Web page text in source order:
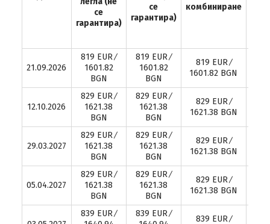
се
гарантира)
се
гарантира)
комбиниране
21.09.2026
819 EUR ∕
1601.82
BGN
819 EUR ∕
1601.82
BGN
819 EUR ∕
1601.82 BGN
12.10.2026
829 EUR ∕
1621.38
BGN
829 EUR ∕
1621.38
BGN
829 EUR ∕
1621.38 BGN
29.03.2027
829 EUR ∕
1621.38
BGN
829 EUR ∕
1621.38
BGN
829 EUR ∕
1621.38 BGN
05.04.2027
829 EUR ∕
1621.38
BGN
829 EUR ∕
1621.38
BGN
829 EUR ∕
1621.38 BGN
839 EUR ∕
839 EUR ∕
839 EUR ∕